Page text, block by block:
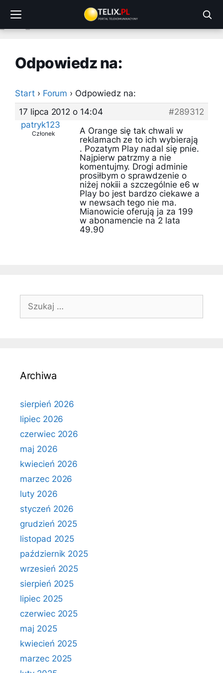
treści
Odpowiedz na:
Start › Forum › Odpowiedz na:
17 lipca 2012 o 14:04
#289312
patryk123
Członek
A Orange się tak chwali w
reklamach ze to ich wybierają
. Pozatym Play nadal się pnie.
Najpierw patrzmy a nie
komentujmy. Drogi adminie
prosiłbym o sprawdzenie o
niżej nokiii a szczególnie e6 w
Play bo jest bardzo ciekawe a
w newsach tego nie ma.
Mianowicie oferują ja za 199
w abonamencie na 2 lata
49.90
Szukaj:
Archiwa
sierpień 2026
lipiec 2026
czerwiec 2026
maj 2026
kwiecień 2026
marzec 2026
luty 2026
styczeń 2026
grudzień 2025
listopad 2025
październik 2025
wrzesień 2025
sierpień 2025
lipiec 2025
czerwiec 2025
maj 2025
kwiecień 2025
marzec 2025